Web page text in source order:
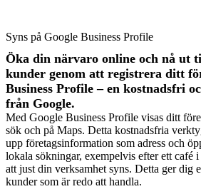
Syns på Google Business Profile
Öka din närvaro online och nå ut
kunder genom att registrera ditt
Business Profile – en kostnadsfri
från Google.
Med Google Business Profile visas ditt
sök och på Maps. Detta kostnadsfria
upp företagsinformation som adress och
lokala sökningar, exempelvis efter ett café
att just din verksamhet syns. Detta ger dig
kunder som är redo att handla.